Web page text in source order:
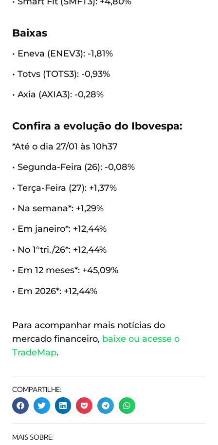
Baixas
• Eneva (ENEV3): -1,81%
• Totvs (TOTS3): -0,93%
• Axia (AXIA3): -0,28%
Confira a evolução do Ibovespa:
*Até o dia 27/01 às 10h37
• Segunda-Feira (26): -0,08%
• Terça-Feira (27): +1,37%
• Na semana*: +1,29%
• Em janeiro*: +12,44%
• No 1°tri./26*: +12,44%
• Em 12 meses*: +45,09%
• Em 2026*: +12,44%
Para acompanhar mais notícias do
mercado financeiro, baixe ou acesse o
TradeMap.
COMPARTILHE:
MAIS SOBRE: